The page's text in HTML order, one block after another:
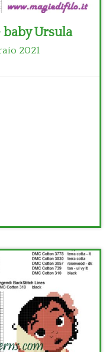
Ursula
2021